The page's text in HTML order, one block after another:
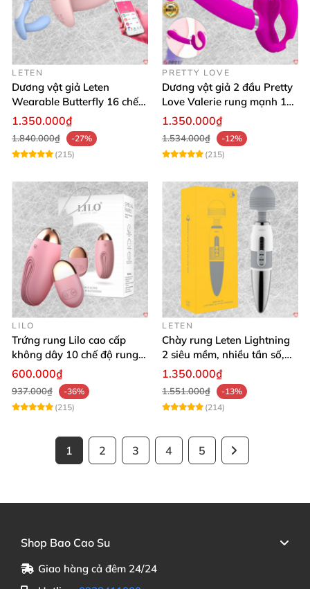
LETEN
Dương vật giả Leten
Wearable Butterfly 16 chế
độ rung điều khiển
1.350.000₫
1.840.000₫
-27%
(215)
PRETTY LOVE
Dương vật giả 2 đầu Pretty
Love Valerie rung mạnh 12
chế độ
1.350.000₫
1.534.000₫
-12%
(215)
LILO
Trứng rung Lilo cao cấp
không dây 10 chế độ rung
điều khiển USB
600.000₫
937.000₫
-36%
(215)
LETEN
Chày rung Leten Lightning
2 siêu mềm, nhiều tần số,
phát nhiệt kích thích
1.350.000₫
1.551.000₫
-13%
(214)
1 2 3 4 5
Shop Bao Cao Su
Giao hàng cả đêm 24/24